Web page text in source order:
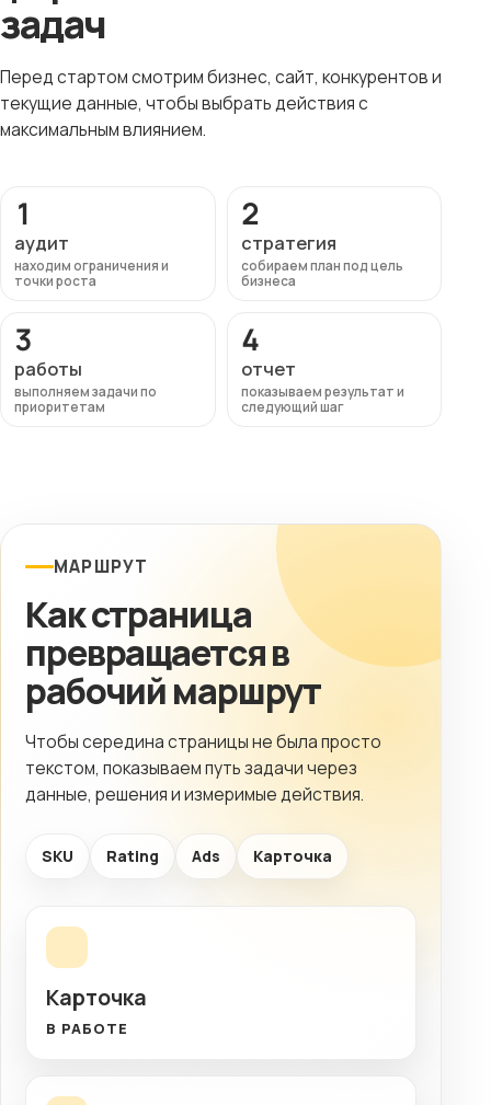
задач
Перед стартом смотрим бизнес, сайт, конкурентов и
текущие данные, чтобы выбрать действия с
максимальным влиянием.
1
аудит
находим ограничения и
точки роста
2
стратегия
собираем план под цель
бизнеса
3
работы
выполняем задачи по
приоритетам
4
отчет
показываем результат и
следующий шаг
МАРШРУТ
Как страница
превращается в
рабочий маршрут
Чтобы середина страницы не была просто
текстом, показываем путь задачи через
данные, решения и измеримые действия.
SKU Rating Ads Карточка
Карточка
В РАБОТЕ